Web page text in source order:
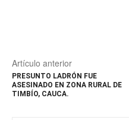
Artículo anterior
PRESUNTO LADRÓN FUE
ASESINADO EN ZONA RURAL DE
TIMBÍO, CAUCA.